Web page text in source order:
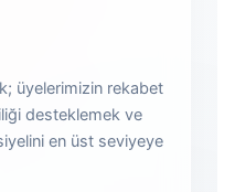
üyelerimizin rekabet
desteklemek ve
en üst seviyeye